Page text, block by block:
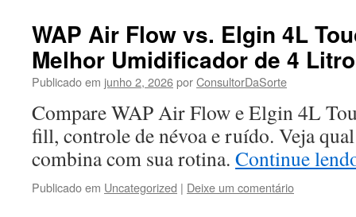
WAP Air Flow vs. Elgin 4L
Melhor Umidificador de 4
Publicado em junho 2, 2026porConsultorDaSorte
Compare WAP Air Flow e Elgin 4L
fill, controle de névoa e ruído. Veja
combina com sua rotina. Continue
Publicado em Uncategorized | Deixe um comentário